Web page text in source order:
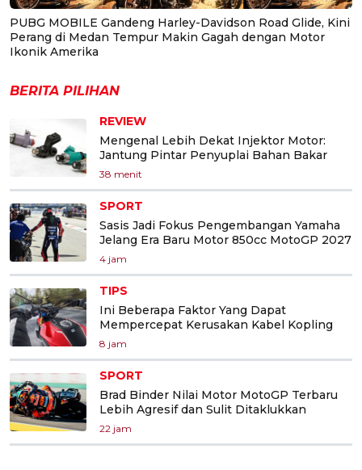
PUBG MOBILE Gandeng Harley-Davidson Road Glide, Kini
Perang di Medan Tempur Makin Gagah dengan Motor
Ikonik Amerika
BERITA PILIHAN
REVIEW
Mengenal Lebih Dekat Injektor Motor:
Jantung Pintar Penyuplai Bahan Bakar
38 menit
SPORT
Sasis Jadi Fokus Pengembangan Yamaha
Jelang Era Baru Motor 850cc MotoGP 2027
4 jam
TIPS
Ini Beberapa Faktor Yang Dapat
Mempercepat Kerusakan Kabel Kopling
8 jam
SPORT
Brad Binder Nilai Motor MotoGP Terbaru
Lebih Agresif dan Sulit Ditaklukkan
22 jam